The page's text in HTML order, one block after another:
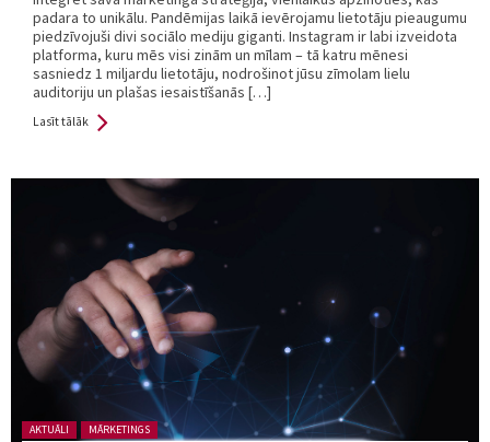
padara to unikālu. Pandēmijas laikā ievērojamu lietotāju pieaugumu
piedzīvojuši divi sociālo mediju giganti. Instagram ir labi izveidota
platforma, kuru mēs visi zinām un mīlam – tā katru mēnesi
sasniedz 1 miljardu lietotāju, nodrošinot jūsu zīmolam lielu
auditoriju un plašas iesaistīšanās […]
Lasīt tālāk
Posted in:
AKTUĀLI MĀRKETINGS